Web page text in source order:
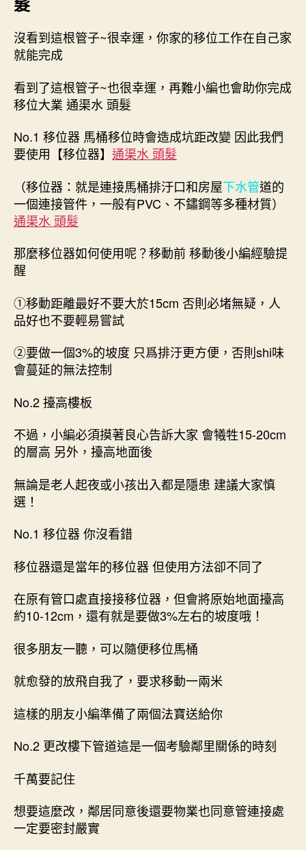
髮
沒看到這根管子~很幸運，你家的移位工作在自己家
就能完成
看到了這根管子~也很幸運，再難小編也會助你完成
移位大業 通渠水 頭髮
No.1 移位器 馬桶移位時會造成坑距改變 因此我們
要使用【移位器】 通渠水 頭髮
（移位器：就是連接馬桶排汙口和房屋下水管道的
一個連接管件，一般有PVC、不鏽鋼等多種材質）
通渠水 頭髮
那麼移位器如何使用呢？移動前 移動後小編經驗提
醒
①移動距離最好不要大於15cm 否則必堵無疑，人
品好也不要輕易嘗試
②要做一個3%的坡度 只爲排汙更方便，否則shi味
會蔓延的無法控制
No.2 擡高樓板
不過，小編必須摸著良心告訴大家 會犧牲15-20cm
的層高 另外，擡高地面後
無論是老人起夜或小孩出入都是隱患 建議大家慎
選！
No.1 移位器 你沒看錯
移位器還是當年的移位器 但使用方法卻不同了
在原有管口處直接接移位器，但會將原始地面擡高
約10-12cm，還有就是要做3%左右的坡度哦！
很多朋友一聽，可以隨便移位馬桶
就愈發的放飛自我了，要求移動一兩米
這樣的朋友小編準備了兩個法寶送給你
No.2 更改樓下管道這是一個考驗鄰里關係的時刻
千萬要記住
想要這麼改，鄰居同意後還要物業也同意管連接處
一定要密封嚴實